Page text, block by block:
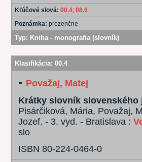
Kľúčové slová: 00.4; 08.6
Poznámka: prezenčne
Typ: Kniha - monografia (slovník)
Klasifikácia: 00.4
- Považaj, Matej
Krátky slovník slovenského
Pisárčiková, Mária, Považaj,
Jozef. - 3. vyd. - Bratislava :
slo
ISBN 80-224-0464-0